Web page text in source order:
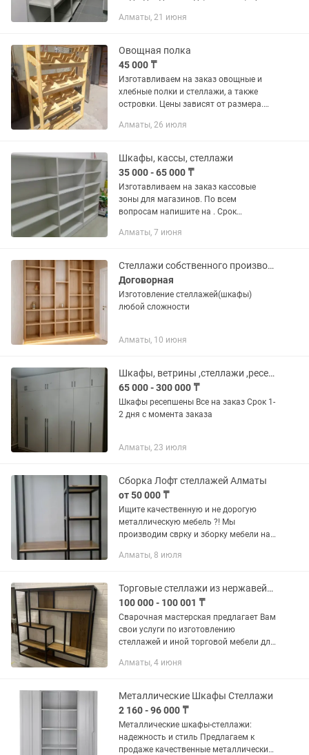
юридическими лицами. Возможна
Алматы, 21 июня
Овощная полка
45 000 ₸
Изготавливаем на заказ овощные и
хлебные полки и стеллажи, а также
островки. Цены зависят от размера.
обговаривается индивидуально.
Алматы, 26 июля
Шкафы, кассы, стеллажи
35 000 - 65 000 ₸
Изготавливаем на заказ кассовые
зоны для магазинов. По всем
вопросам напишите на . Срок
Алматы, 7 июня
Стеллажи собственного производства
Договорная
Изготовление стеллажей(шкафы)
любой сложности
Алматы, 10 июня
Шкафы, ветрины ,стеллажи ,ресепшены
65 000 - 300 000 ₸
Шкафы ресепшены Все на заказ Срок 1-
2 дня с момента заказа
Алматы, 23 июля
Сборка Лофт стеллажей Алматы
от 50 000 ₸
Ищите качественную и не дорогую
металлическую мебель ?! Мы
производим сврку и зборку мебели на
работ, Мы делаем ,лофт стулья
Алматы, 8 июля
Торговые стеллажи из нержавейки и металла, Алматы.
100 000 - 100 001 ₸
Сварочная мастерская предлагает Вам
свои услуги по изготовлению
стеллажей и иной торговой мебели для
изделия из нержавейки, черного
Алматы, 4 июня
Металлические Шкафы Стеллажи
2 160 - 96 000 ₸
Металлические шкафы-стеллажи:
надежность и стиль Предлагаем к
продаже качественные металлические